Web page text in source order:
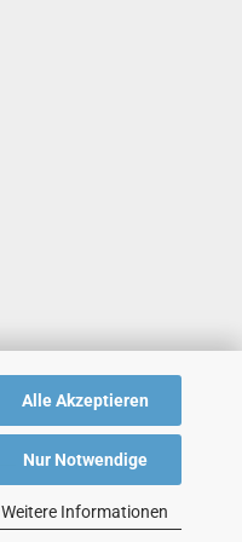
Alle Akzeptieren
Nur Notwendige
Weitere Informationen